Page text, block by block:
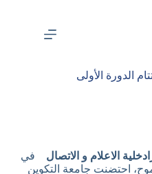
الدورة الأولى
خلية الاعلام و الاتصال في
احتضنت جامعة التكوين